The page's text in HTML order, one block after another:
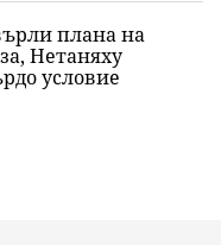
плана на
Нетаняху
условие